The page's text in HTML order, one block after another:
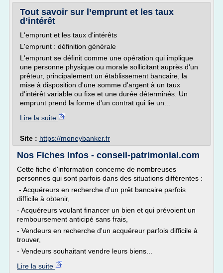
Tout savoir sur l’emprunt et les taux
d’intérêt
L'emprunt et les taux d'intérêts
L'emprunt : définition générale
L'emprunt se définit comme une opération qui implique
une personne physique ou morale sollicitant auprès d'un
prêteur, principalement un établissement bancaire, la
mise à disposition d'une somme d'argent à un taux
d'intérêt variable ou fixe et une durée déterminés. Un
emprunt prend la forme d'un contrat qui lie un...
Lire la suite
Site : https://moneybanker.fr
Nos Fiches Infos - conseil-patrimonial.com
Cette fiche d'information concerne de nombreuses
personnes qui sont parfois dans des situations différentes :
- Acquéreurs en recherche d'un prêt bancaire parfois
difficile à obtenir,
- Acquéreurs voulant financer un bien et qui prévoient un
remboursement anticipé sans frais,
- Vendeurs en recherche d'un acquéreur parfois difficile à
trouver,
- Vendeurs souhaitant vendre leurs biens...
Lire la suite